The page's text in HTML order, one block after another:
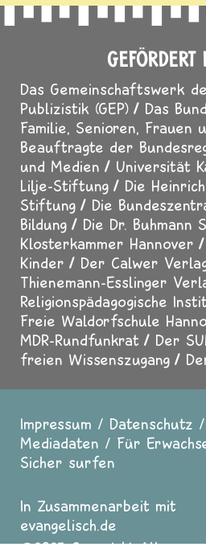
GEFÖRDERT
Das Gemeinschaftswerk
Publizistik (GEP)
Das
Familie, Senioren, Frauen
Beauftragte der
und Medien
Universität
Lilje-Stiftung
Die
Stiftung
Die
Bildung
Die Dr. Buhmann
Klosterkammer Hannover
Kinder
Der Calwer
Thienemann-Esslinger
Religionspädagogische
Freie Waldorfschule
MDR-Rundfunkrat
Der
freien Wissenszugang
Fußzeile
Impressum Datenschutz
Mediadaten
Für
Sicher surfen
In Zusammenarbeit mit
evangelisch.de
2025 Copyright All